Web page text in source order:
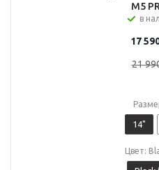
M5
в
17
21
14"
Цвет: